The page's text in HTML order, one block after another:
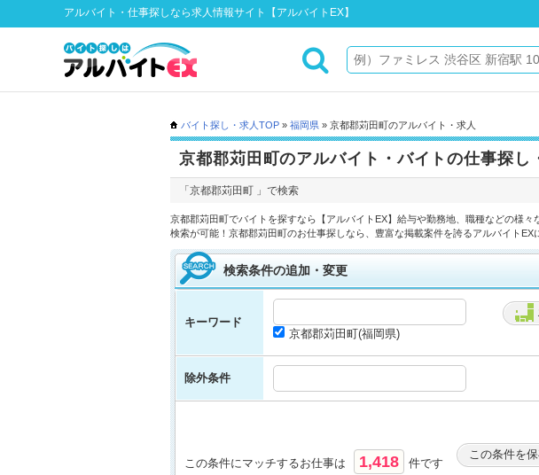
アルバイト・仕事探しなら求人情報サイト【アルバイトEX】
バイト探し・求人TOP » 福岡県 » 京都郡苅田町のアルバイト・求人
京都郡苅田町のアルバイト・バイトの仕事探し
「京都郡苅田町 」で検索
京都郡苅田町でバイトを探すなら【アルバイトEX】給与や勤務地、職種などの様
検索が可能！京都郡苅田町のお仕事探しなら、豊富な掲載案件を誇るアルバイトEX
検索条件の追加・変更
キーワード
京都郡苅田町(福岡県)
除外条件
この条件にマッチするお仕事は 1,418 件です
この条件を